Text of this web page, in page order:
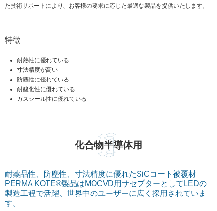
た技術サポートにより、お客様の要求に応じた最適な製品を提供いたします。
特徴
耐熱性に優れている
寸法精度が高い
防塵性に優れている
耐酸化性に優れている
ガスシール性に優れている
化合物半導体用
耐薬品性、防塵性、寸法精度に優れたSiCコート被覆材
PERMA KOTE®製品はMOCVD用サセプターとしてLEDの
製造工程で活躍、世界中のユーザーに広く採用されていま
す。